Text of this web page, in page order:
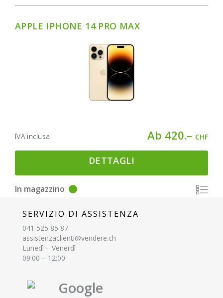
APPLE IPHONE 14 PRO MAX
IVA inclusa Ab 420.– CHF
DETTAGLI
In magazzino
SERVIZIO DI ASSISTENZA
041 525 85 87
assistenzaclienti@vendere.ch
Lunedì – Venerdì
09:00 – 12:00
Google